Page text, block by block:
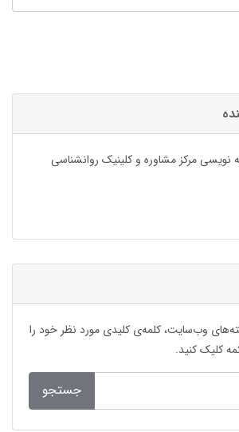
مرکز مشاوره و کلینیک روانشناسی
وب‌سایت، کلمه‌ی کلیدی مورد نظر خود را
کلیک کنید.
جستجو